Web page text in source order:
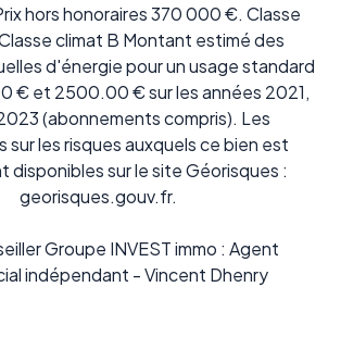
hors honoraires 370 000 €. Classe
climat B Montant estimé des
d'énergie pour un usage standard
€ et 2500.00 € sur les années 2021,
(abonnements compris). Les
sur les risques auxquels ce bien est
disponibles sur le site Géorisques :
georisques.gouv.fr.
Groupe INVEST immo : Agent
indépendant - Vincent Dhenry